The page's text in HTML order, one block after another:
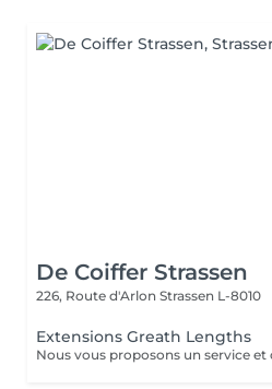
De Coiffer Strassen
226, Route d'Arlon Strassen L-8010
Extensions Greath Lengths